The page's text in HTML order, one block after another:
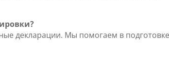
декларации. Мы помогаем в